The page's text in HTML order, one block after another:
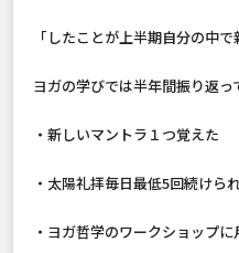
「したことが上半期自分の中
ヨガの学びでは半年間振り返っ
・新しいマントラ１つ覚えた
・太陽礼拝毎日最低5回続けら
・ヨガ哲学のワークショップ